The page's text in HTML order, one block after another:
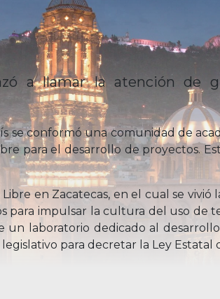
a llamar la atención de
se conformó una comunidad de
para el desarrollo de proyectos.
en Zacatecas, en el cual se
para impulsar la cultura del uso de
un laboratorio dedicado al
para decretar la Ley Estatal